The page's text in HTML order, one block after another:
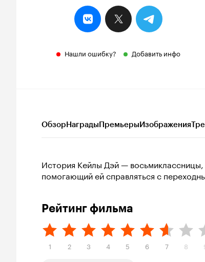
Нашли ошибку? Добавить инфо
ОбзорНаградыПремьерыИзображения
История Кейлы Дэй — восьмиклассницы,
помогающий ей справляться с
Рейтинг фильма
1 2 3 4 5 6 7 8